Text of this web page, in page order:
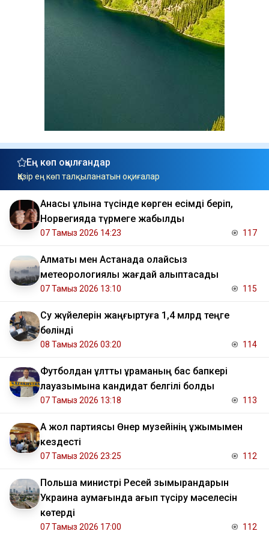
Ең көп оқылғандар
Қазір ең көп талқыланатын оқиғалар
Анасы ұлына түсінде көрген есімді беріп,
Норвегияда түрмеге жабылды
07 Тамыз 2026 14:23 117
Алматы мен Астанада қолайсыз
метеорологиялық жағдай қалыптасады
07 Тамыз 2026 13:10 115
Су жүйелерін жаңғыртуға 1,4 млрд теңге
бөлінді
08 Тамыз 2026 03:20 114
Футболдан ұлттық құраманың бас бапкері
лауазымына кандидат белгілі болды
07 Тамыз 2026 13:18 113
Ақ жол партиясы Өнер музейінің ұжымымен
кездесті
07 Тамыз 2026 23:25 112
Польша министрі Ресей зымырандарын
Украина аумағында қағып түсіру мәселесін
көтерді
07 Тамыз 2026 17:00 112